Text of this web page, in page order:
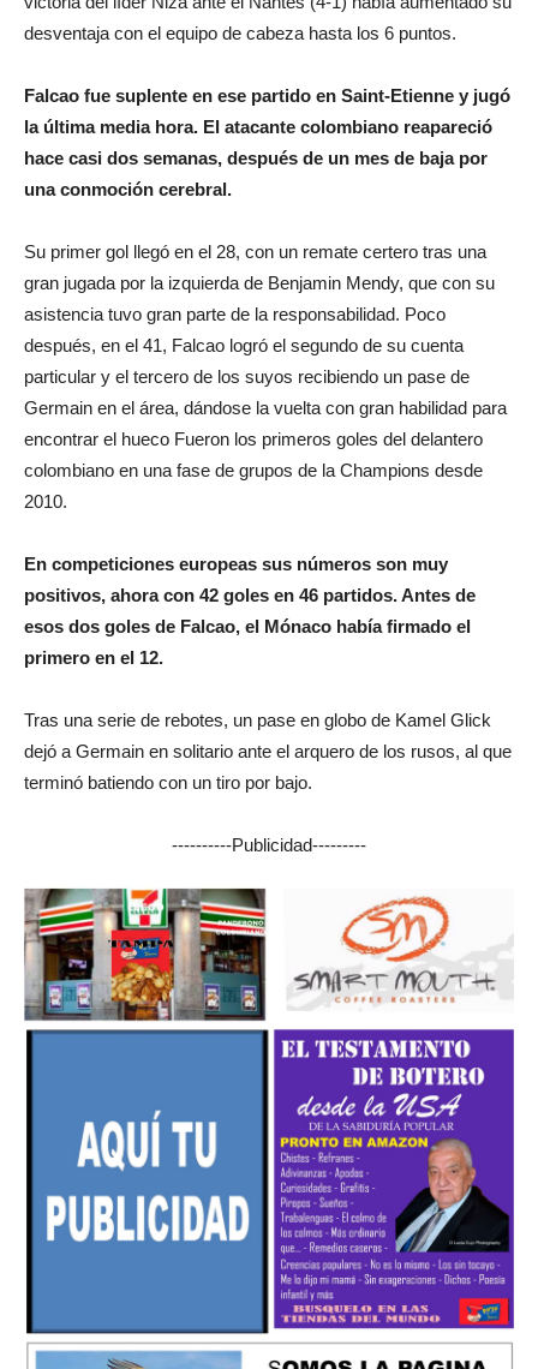
desventaja con el equipo de cabeza hasta los 6 puntos.
Falcao fue suplente en ese partido en Saint-Etienne y jugó
la última media hora. El atacante colombiano reapareció
hace casi dos semanas, después de un mes de baja por
una conmoción cerebral.
Su primer gol llegó en el 28, con un remate certero tras una
gran jugada por la izquierda de Benjamin Mendy, que con su
asistencia tuvo gran parte de la responsabilidad. Poco
después, en el 41, Falcao logró el segundo de su cuenta
particular y el tercero de los suyos recibiendo un pase de
Germain en el área, dándose la vuelta con gran habilidad para
encontrar el hueco Fueron los primeros goles del delantero
colombiano en una fase de grupos de la Champions desde
2010.
En competiciones europeas sus números son muy
positivos, ahora con 42 goles en 46 partidos. Antes de
esos dos goles de Falcao, el Mónaco había firmado el
primero en el 12.
Tras una serie de rebotes, un pase en globo de Kamel Glick
dejó a Germain en solitario ante el arquero de los rusos, al que
terminó batiendo con un tiro por bajo.
----------Publicidad---------